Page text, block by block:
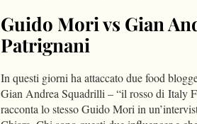
Guido Mori vs Gian
Patrignani
In questi giorni ha attaccato due food
Gian Andrea Squadrilli – “il rosso di Italy
racconta lo stesso Guido Mori in